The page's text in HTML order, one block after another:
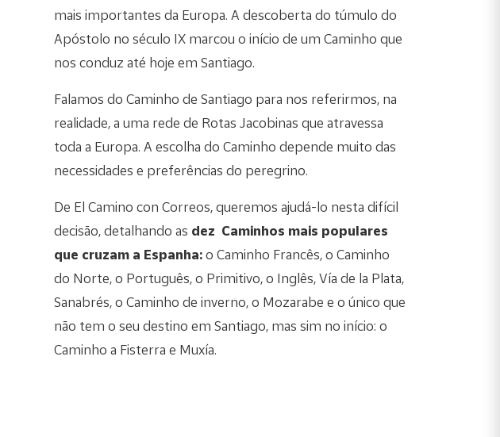
mais importantes da Europa. A descoberta do túmulo do
Apóstolo no século IX marcou o início de um Caminho que
nos conduz até hoje em Santiago.
Falamos do Caminho de Santiago para nos referirmos, na
realidade, a uma rede de Rotas Jacobinas que atravessa
toda a Europa. A escolha do Caminho depende muito das
necessidades e preferências do peregrino.
De El Camino con Correos, queremos ajudá-lo nesta difícil
decisão, detalhando as dez Caminhos mais populares
que cruzam a Espanha:o Caminho Francês, o Caminho
do Norte, o Português, o Primitivo, o Inglês, Vía de la Plata,
Sanabrés, o Caminho de inverno, o Mozarabe e o único que
não tem o seu destino em Santiago, mas sim no início: o
Caminho a Fisterra e Muxía.